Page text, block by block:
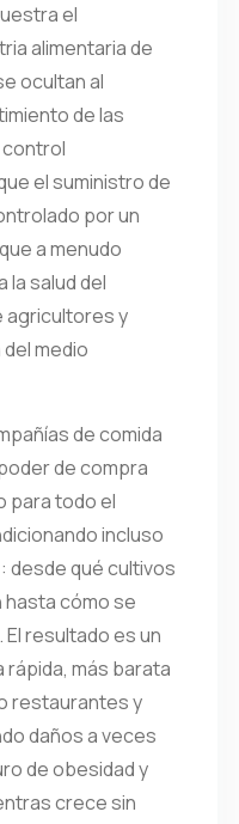
el
alimentaria de
ocultan al
de las
el suministro de
por un
a menudo
salud del
agricultores y
medio
de comida
de compra
para todo el
incluso
desde qué cultivos
cómo se
resultado es un
rápida, más barata
restaurantes y
daños a veces
de obesidad y
crece sin